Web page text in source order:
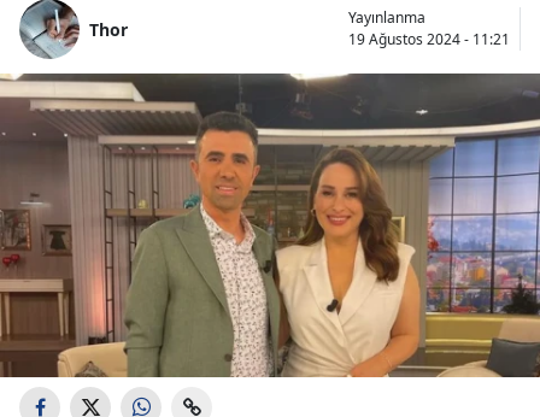
Thor
Yayınlanma
19 Ağustos 2024 - 11:21